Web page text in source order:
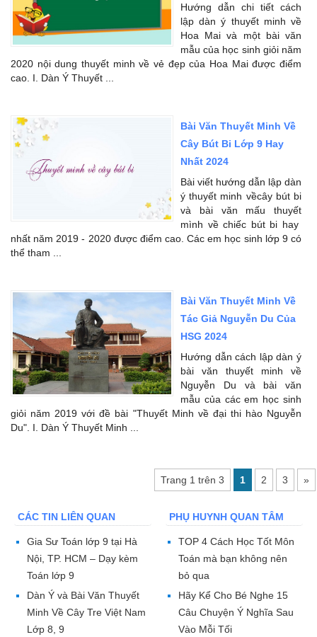
Hướng dẫn chi tiết cách
lập dàn ý thuyết minh về
Hoa Mai và một bài văn
mẫu của học sinh giỏi năm
2020 nội dung thuyết minh về vẻ đẹp của Hoa Mai được điểm
cao. I. Dàn Ý Thuyết ...
Bài Văn Thuyết Minh Về
Cây Bút Bi Lớp 9 Hay
Nhất 2024
Bài viết hướng dẫn lập dàn
ý thuyết minh vềcây bút bi
và bài văn mấu thuyết
mình về chiếc bút bi hay
nhất năm 2019 - 2020 được điểm cao. Các em học sinh lớp 9 có
thể tham ...
Bài Văn Thuyết Minh Về
Tác Giả Nguyễn Du Của
HSG 2024
Hướng dẫn cách lập dàn ý
bài văn thuyết minh về
Nguyễn Du và bài văn
mẫu của các em học sinh
giỏi năm 2019 với đề bài "Thuyết Minh về đại thi hào Nguyễn
Du". I. Dàn Ý Thuyết Minh ...
Trang 1 trên 3 1 2 3 »
CÁC TIN LIÊN QUAN
Gia Sư Toán lớp 9 tại Hà
Nội, TP. HCM – Dạy kèm
Toán lớp 9
Dàn Ý và Bài Văn Thuyết
Minh Về Cây Tre Việt Nam
Lớp 8, 9
PHỤ HUYNH QUAN TÂM
TOP 4 Cách Học Tốt Môn
Toán mà bạn không nên
bỏ qua
Hãy Kể Cho Bé Nghe 15
Câu Chuyện Ý Nghĩa Sau
Vào Mỗi Tối